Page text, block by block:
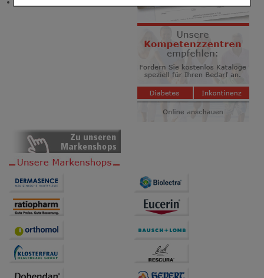
Einkaufserlebnis noch ansprechender zu gestalten,
beispielsweise für die Wiedererkennung des
Besuchers oder unsere Seite an bevorzugte
Verhaltensweisen (z.B. Spracheinstellung)
anzupassen. Komfort-Cookies ermöglichen es uns
auch auf Ihre Bedürfnisse zugeschrittene Inhalte
anzuzeigen und unser Partnerprogramm zu
Hierüber lassen sich
Informationen über die Art und Weise der Nutzung
Website weiter für Sie optimieren können, den Inhalt
auf unserer Website aber auch die Werbung auf
Drittseiten möglichst relevant für Sie zu gestalten.
Bitte beachten Sie, dass Daten hierfür teilweise an
Dritte wie z.B. Google oder soziale Medien
übertragen werden.